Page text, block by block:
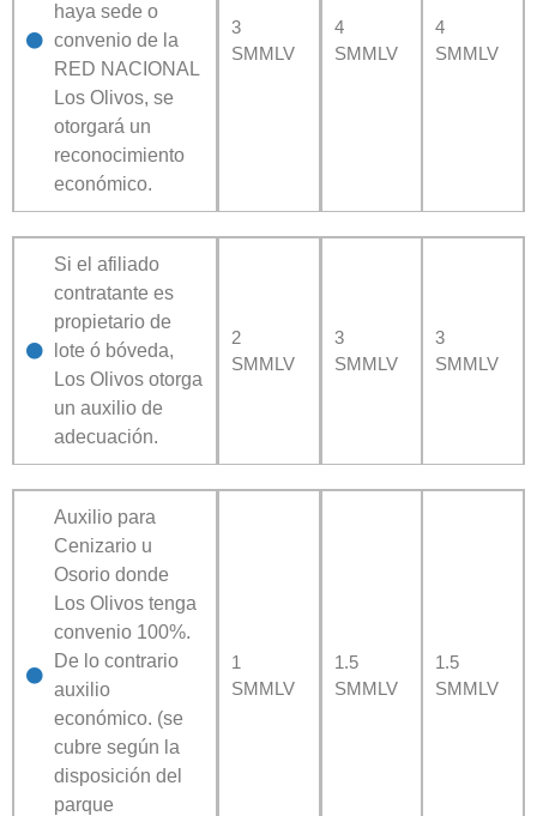
haya sede o
convenio de la
RED NACIONAL
Los Olivos, se
otorgará un
reconocimiento
económico.
3
SMMLV
4
SMMLV
4
SMMLV
Si el afiliado
contratante es
propietario de
lote ó bóveda,
Los Olivos otorga
un auxilio de
adecuación.
2
SMMLV
3
SMMLV
3
SMMLV
Auxilio para
Cenizario u
Osorio donde
Los Olivos tenga
convenio 100%.
De lo contrario
auxilio
económico. (se
cubre según la
disposición del
parque
1
SMMLV
1.5
SMMLV
1.5
SMMLV